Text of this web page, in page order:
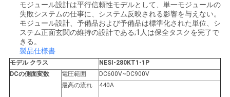
ラ
モジュール設計は平行信頼性モデルとして、単一モジュールの
失敗システムの仕事に、システム反映される影響を与えない。
モジュール設計、予備品および予備品は標準化された単位、シ
ステム正面玄関の維持の設計である;1人は保全タスクを完了で
きる。
製品仕様書
モデル クラス
NESI-280KT1-1P
DCの側面変数
電圧範囲
DC600V~DC900V
最高の流れ
440A